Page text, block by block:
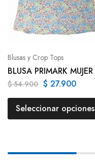
Blusas y Crop Tops
BLUSA PRIMARK MUJER
$54.900 $ 27.900
Seleccionar opciones